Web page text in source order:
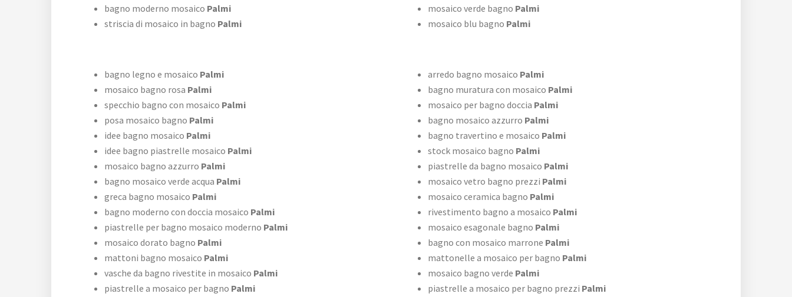
bagno moderno mosaico Palmi
striscia di mosaico in bagno Palmi
mosaico verde bagno Palmi
mosaico blu bagno Palmi
bagno legno e mosaico Palmi
mosaico bagno rosa Palmi
specchio bagno con mosaico Palmi
posa mosaico bagno Palmi
idee bagno mosaico Palmi
idee bagno piastrelle mosaico Palmi
mosaico bagno azzurro Palmi
bagno mosaico verde acqua Palmi
greca bagno mosaico Palmi
bagno moderno con doccia mosaico Palmi
piastrelle per bagno mosaico moderno Palmi
mosaico dorato bagno Palmi
mattoni bagno mosaico Palmi
vasche da bagno rivestite in mosaico Palmi
piastrelle a mosaico per bagno Palmi
arredo bagno mosaico Palmi
bagno muratura con mosaico Palmi
mosaico per bagno doccia Palmi
bagno mosaico azzurro Palmi
bagno travertino e mosaico Palmi
stock mosaico bagno Palmi
piastrelle da bagno mosaico Palmi
mosaico vetro bagno prezzi Palmi
mosaico ceramica bagno Palmi
rivestimento bagno a mosaico Palmi
mosaico esagonale bagno Palmi
bagno con mosaico marrone Palmi
mattonelle a mosaico per bagno Palmi
mosaico bagno verde Palmi
piastrelle a mosaico per bagno prezzi Palmi